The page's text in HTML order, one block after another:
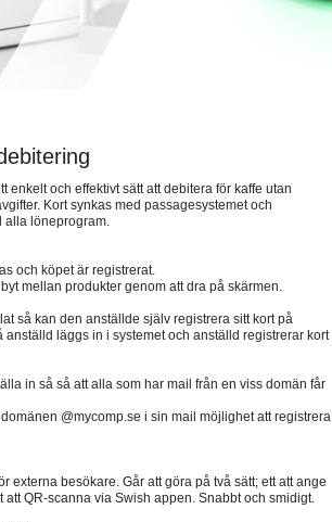
enkelt och effektivt sätt att debitera för kaffe utan
Kort synkas med passagesystemet och
alla löneprogram.
och köpet är registrerat.
mellan produkter genom att dra på skärmen.
så kan den anställde själv registrera sitt kort på
anställd läggs in i systemet och anställd registrerar kort
in så så att alla som har mail från en viss domän får
@mycomp.se i sin mail möjlighet att registrera
externa besökare. Går att göra på två sätt; ett att ange
QR-scanna via Swish appen. Snabbt och smidigt.